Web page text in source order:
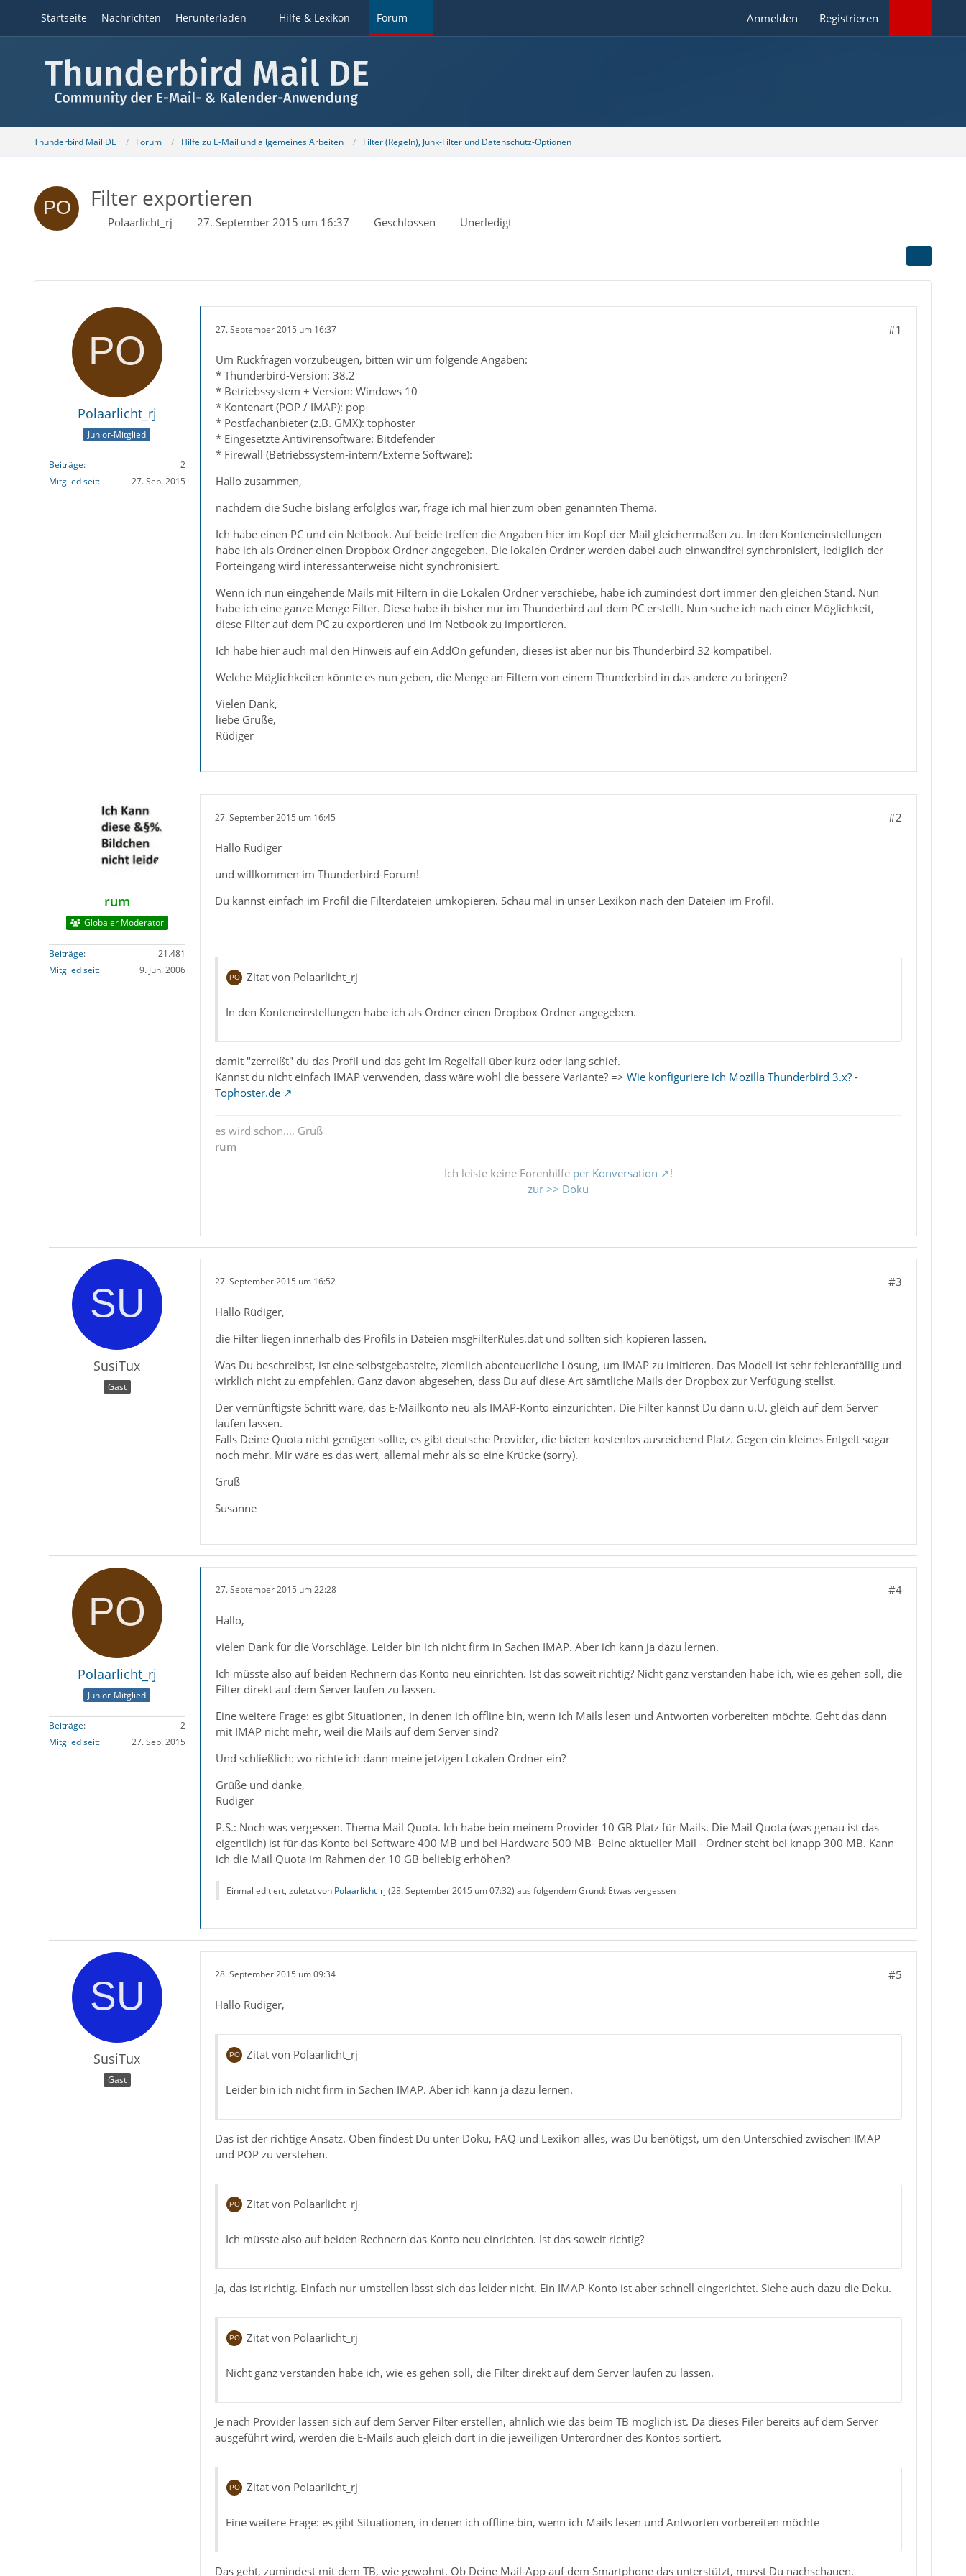
Startseite Nachrichten Herunterladen Hilfe & Lexikon Forum Anmelden Registrieren
Thunderbird Mail DE Forum Hilfe zu E-Mail und allgemeines Arbeiten Filter (Regeln), Junk-Filter und Datenschutz-Optionen
Filter exportieren
Polaarlicht_rj 27. September 2015 um 16:37 Geschlossen Unerledigt
Polaarlicht_rj
Junior-Mitglied
Beiträge
2
Mitglied seit
27. Sep. 2015
27. September 2015 um 16:37 #1
Um Rückfragen vorzubeugen, bitten wir um folgende Angaben:
* Thunderbird-Version: 38.2
* Betriebssystem + Version: Windows 10
* Kontenart (POP / IMAP): pop
* Postfachanbieter (z.B. GMX): tophoster
* Eingesetzte Antivirensoftware: Bitdefender
* Firewall (Betriebssystem-intern/Externe Software):
Hallo zusammen,
nachdem die Suche bislang erfolglos war, frage ich mal hier zum oben genannten Thema.
Ich habe einen PC und ein Netbook. Auf beide treffen die Angaben hier im Kopf der Mail gleichermaßen zu. In den Konteneinstellungen
habe ich als Ordner einen Dropbox Ordner angegeben. Die lokalen Ordner werden dabei auch einwandfrei synchronisiert, lediglich der
Porteingang wird interessanterweise nicht synchronisiert.
Wenn ich nun eingehende Mails mit Filtern in die Lokalen Ordner verschiebe, habe ich zumindest dort immer den gleichen Stand. Nun
habe ich eine ganze Menge Filter. Diese habe ih bisher nur im Thunderbird auf dem PC erstellt. Nun suche ich nach einer Möglichkeit,
diese Filter auf dem PC zu exportieren und im Netbook zu importieren.
Ich habe hier auch mal den Hinweis auf ein AddOn gefunden, dieses ist aber nur bis Thunderbird 32 kompatibel.
Welche Möglichkeiten könnte es nun geben, die Menge an Filtern von einem Thunderbird in das andere zu bringen?
Vielen Dank,
liebe Grüße,
Rüdiger
rum
Globaler Moderator
Beiträge
21.481
Mitglied seit
9. Jun. 2006
27. September 2015 um 16:45 #2
Hallo Rüdiger
und willkommen im Thunderbird-Forum!
Du kannst einfach im Profil die Filterdateien umkopieren. Schau mal in unser Lexikon nach den Dateien im Profil.
Zitat von Polaarlicht_rj
In den Konteneinstellungen habe ich als Ordner einen Dropbox Ordner angegeben.
damit "zerreißt" du das Profil und das geht im Regelfall über kurz oder lang schief.
Kannst du nicht einfach IMAP verwenden, dass wäre wohl die bessere Variante? => Wie konfiguriere ich Mozilla Thunderbird 3.x? -
Tophoster.de
es wird schon..., Gruß
rum
Ich leiste keine Forenhilfe per Konversation
!
zur >> Doku
SusiTux
Gast
27. September 2015 um 16:52 #3
Hallo Rüdiger,
die Filter liegen innerhalb des Profils in Dateien msgFilterRules.dat und sollten sich kopieren lassen.
Was Du beschreibst, ist eine selbstgebastelte, ziemlich abenteuerliche Lösung, um IMAP zu imitieren. Das Modell ist sehr fehleranfällig und
wirklich nicht zu empfehlen. Ganz davon abgesehen, dass Du auf diese Art sämtliche Mails der Dropbox zur Verfügung stellst.
Der vernünftigste Schritt wäre, das E-Mailkonto neu als IMAP-Konto einzurichten. Die Filter kannst Du dann u.U. gleich auf dem Server
laufen lassen.
Falls Deine Quota nicht genügen sollte, es gibt deutsche Provider, die bieten kostenlos ausreichend Platz. Gegen ein kleines Entgelt sogar
noch mehr. Mir wäre es das wert, allemal mehr als so eine Krücke (sorry).
Gruß
Susanne
Polaarlicht_rj
Junior-Mitglied
Beiträge
2
Mitglied seit
27. Sep. 2015
27. September 2015 um 22:28 #4
Hallo,
vielen Dank für die Vorschläge. Leider bin ich nicht firm in Sachen IMAP. Aber ich kann ja dazu lernen.
Ich müsste also auf beiden Rechnern das Konto neu einrichten. Ist das soweit richtig? Nicht ganz verstanden habe ich, wie es gehen soll, die
Filter direkt auf dem Server laufen zu lassen.
Eine weitere Frage: es gibt Situationen, in denen ich offline bin, wenn ich Mails lesen und Antworten vorbereiten möchte. Geht das dann
mit IMAP nicht mehr, weil die Mails auf dem Server sind?
Und schließlich: wo richte ich dann meine jetzigen Lokalen Ordner ein?
Grüße und danke,
Rüdiger
P.S.: Noch was vergessen. Thema Mail Quota. Ich habe bein meinem Provider 10 GB Platz für Mails. Die Mail Quota (was genau ist das
eigentlich) ist für das Konto bei Software 400 MB und bei Hardware 500 MB- Beine aktueller Mail - Ordner steht bei knapp 300 MB. Kann
ich die Mail Quota im Rahmen der 10 GB beliebig erhöhen?
Einmal editiert, zuletzt von Polaarlicht_rj (28. September 2015 um 07:32) aus folgendem Grund: Etwas vergessen
SusiTux
Gast
28. September 2015 um 09:34 #5
Hallo Rüdiger,
Zitat von Polaarlicht_rj
Leider bin ich nicht firm in Sachen IMAP. Aber ich kann ja dazu lernen.
Das ist der richtige Ansatz. Oben findest Du unter Doku, FAQ und Lexikon alles, was Du benötigst, um den Unterschied zwischen IMAP
und POP zu verstehen.
Zitat von Polaarlicht_rj
Ich müsste also auf beiden Rechnern das Konto neu einrichten. Ist das soweit richtig?
Ja, das ist richtig. Einfach nur umstellen lässt sich das leider nicht. Ein IMAP-Konto ist aber schnell eingerichtet. Siehe auch dazu die Doku.
Zitat von Polaarlicht_rj
Nicht ganz verstanden habe ich, wie es gehen soll, die Filter direkt auf dem Server laufen zu lassen.
Je nach Provider lassen sich auf dem Server Filter erstellen, ähnlich wie das beim TB möglich ist. Da dieses Filer bereits auf dem Server
ausgeführt wird, werden die E-Mails auch gleich dort in die jeweiligen Unterordner des Kontos sortiert.
Zitat von Polaarlicht_rj
Eine weitere Frage: es gibt Situationen, in denen ich offline bin, wenn ich Mails lesen und Antworten vorbereiten möchte
Das geht, zumindest mit dem TB, wie gewohnt. Ob Deine Mail-App auf dem Smartphone das unterstützt, musst Du nachschauen.